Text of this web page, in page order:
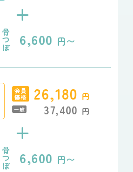
+
骨
つ
ぼ 6,600 円〜
会員
価格 26,180 円
一般 37,400 円
+
骨
つ
ぼ 6,600 円〜